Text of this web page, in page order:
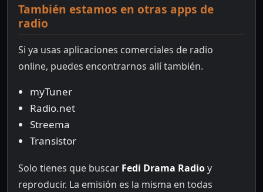
También estamos en otras apps de
radio
Si ya usas aplicaciones comerciales de radio
online, puedes encontrarnos allí también.
myTuner
Radio.net
Streema
Transistor
Solo tienes que buscar Fedi Drama Radioy
reproducir. La emisión es la misma en todas